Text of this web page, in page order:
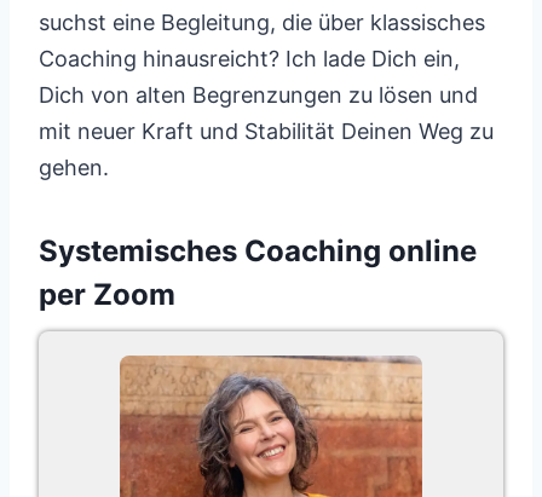
suchst eine Begleitung, die über klassisches
Coaching hinausreicht? Ich lade Dich ein,
Dich von alten Begrenzungen zu lösen und
mit neuer Kraft und Stabilität Deinen Weg zu
gehen.
Systemisches Coaching online
per Zoom